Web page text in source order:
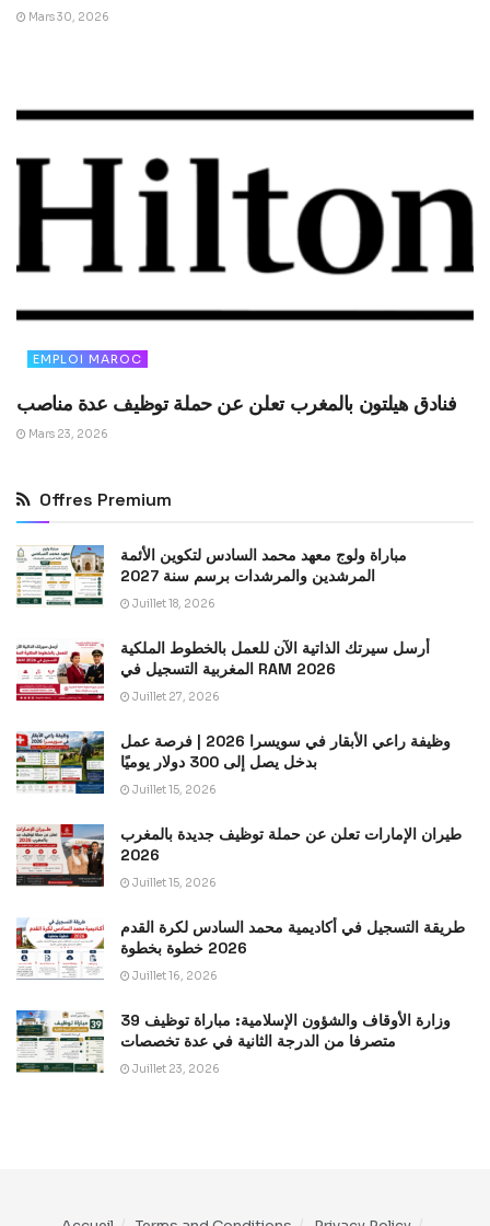
Mars 30, 2026
EMPLOI MAROC
فنادق هيلتون بالمغرب تعلن عن حملة توظيف عدة مناصب
Mars 23, 2026
Offres Premium
مباراة ولوج معهد محمد السادس لتكوين الأئمة
المرشدين والمرشدات برسم سنة 2027
Juillet 18, 2026
أرسل سيرتك الذاتية الآن للعمل بالخطوط الملكية
المغربية التسجيل في RAM 2026
Juillet 27, 2026
وظيفة راعي الأبقار في سويسرا 2026 | فرصة عمل
بدخل يصل إلى 300 دولار يوميًا
Juillet 15, 2026
طيران الإمارات تعلن عن حملة توظيف جديدة بالمغرب
2026
Juillet 15, 2026
طريقة التسجيل في أكاديمية محمد السادس لكرة القدم
2026 خطوة بخطوة
Juillet 16, 2026
وزارة الأوقاف والشؤون الإسلامية: مباراة توظيف 39
متصرفا من الدرجة الثانية في عدة تخصصات
Juillet 23, 2026